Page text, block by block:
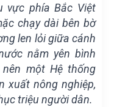
vực phía Bắc Việt
chạy dài bên bờ
len lỏi giữa cánh
nằm yên bình
một Hệ thống
xuất nông nghiệp,
triệu người dân.